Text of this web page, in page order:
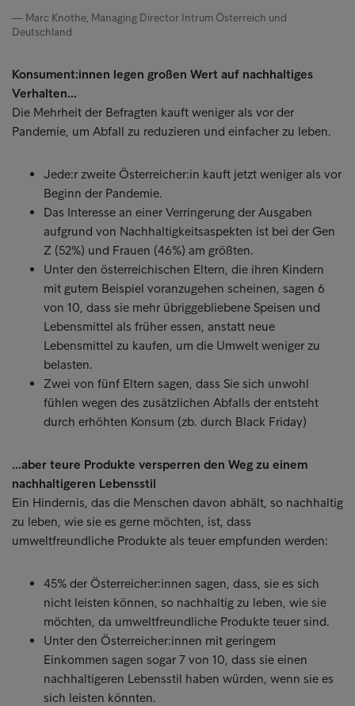
Marc Knothe, Managing Director Intrum Österreich und
Deutschland
Konsument:innen legen großen Wert auf nachhaltiges
Verhalten...
Die Mehrheit der Befragten kauft weniger als vor der
Pandemie, um Abfall zu reduzieren und einfacher zu leben.
Jede:r zweite Österreicher:in kauft jetzt weniger als vor
Beginn der Pandemie.
Das Interesse an einer Verringerung der Ausgaben
aufgrund von Nachhaltigkeitsaspekten ist bei der Gen
Z (52%) und Frauen (46%) am größten.
Unter den österreichischen Eltern, die ihren Kindern
mit gutem Beispiel voranzugehen scheinen, sagen 6
von 10, dass sie mehr übriggebliebene Speisen und
Lebensmittel als früher essen, anstatt neue
Lebensmittel zu kaufen, um die Umwelt weniger zu
belasten.
Zwei von fünf Eltern sagen, dass Sie sich unwohl
fühlen wegen des zusätzlichen Abfalls der entsteht
durch erhöhten Konsum (zb. durch Black Friday)
...aber teure Produkte versperren den Weg zu einem
nachhaltigeren Lebensstil
Ein Hindernis, das die Menschen davon abhält, so nachhaltig
zu leben, wie sie es gerne möchten, ist, dass
umweltfreundliche Produkte als teuer empfunden werden:
45% der Österreicher:innen sagen, dass, sie es sich
nicht leisten können, so nachhaltig zu leben, wie sie
möchten, da umweltfreundliche Produkte teuer sind.
Unter den Österreicher:innen mit geringem
Einkommen sagen sogar 7 von 10, dass sie einen
nachhaltigeren Lebensstil haben würden, wenn sie es
sich leisten könnten.